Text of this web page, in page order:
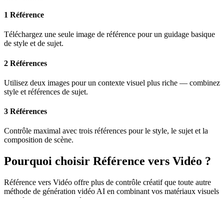
1 Référence
Téléchargez une seule image de référence pour un guidage basique
de style et de sujet.
2 Références
Utilisez deux images pour un contexte visuel plus riche — combinez
style et références de sujet.
3 Références
Contrôle maximal avec trois références pour le style, le sujet et la
composition de scène.
Pourquoi choisir Référence vers Vidéo ?
Référence vers Vidéo offre plus de contrôle créatif que toute autre
méthode de génération vidéo AI en combinant vos matériaux visuels